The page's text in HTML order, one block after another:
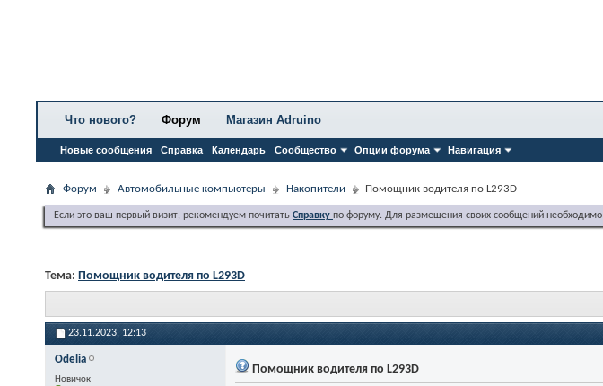
Что нового? Форум
Новые сообщения Справка Календарь Сообщество Опции форума Навигация
Магазин Adruino
Форум Автомобильные компьютеры Накопители Помощник водителя по L293D
Если это ваш первый визит, рекомендуем почитать Справку по форуму. Для размещения своих сообщений необходимо
Тема: Помощник водителя по L293D
23.11.2023, 12:13
Odelia
Новичок
Помощник водителя по L293D